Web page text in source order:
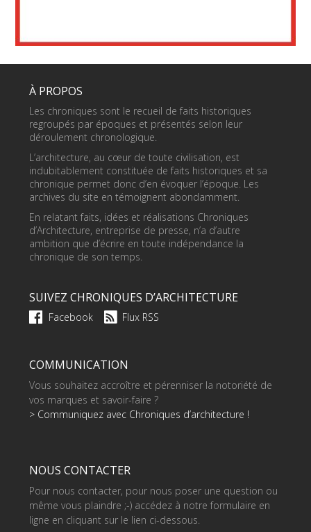
À PROPOS
Les chroniques sont le recueil de faits historiques
regroupés par époques et présentés selon leur
déroulement chronologique.
L’architecture, au cœur de toute civilisation, est
indubitablement constituée de faits historiques et sa
chronique permet donc d’en évoquer l’époque. Les
archives du site en témoignent abondamment.
En relatant faits, idées et réalisations Chroniques
d’Architecture, entreprise de presse, n’a d’autre
ambition que d’écrire en toute indépendance la
chronique de son temps.
SUIVEZ CHRONIQUES D’ARCHITECTURE
Facebook Flux RSS
COMMUNICATION
Vous souhaitez accroître et pérenniser la notoriété de
vos marques et savoir-faire ?
> Communiquez avec Chroniques d’architecture !
NOUS CONTACTER
Pour nous contacter, pour nous poser une question ou
même vous plaindre ;-) accédez à notre formulaire en
ligne en cliquant sur le lien ci-dessous.